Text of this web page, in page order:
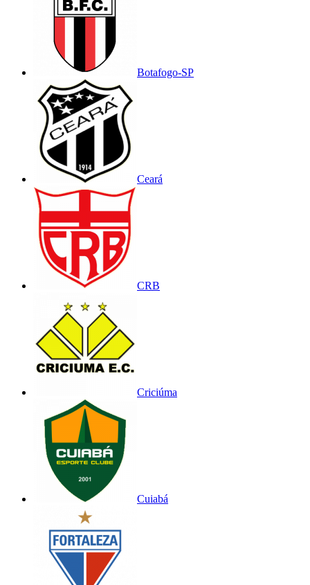
Botafogo-SP
Ceará
CRB
Criciúma
Cuiabá